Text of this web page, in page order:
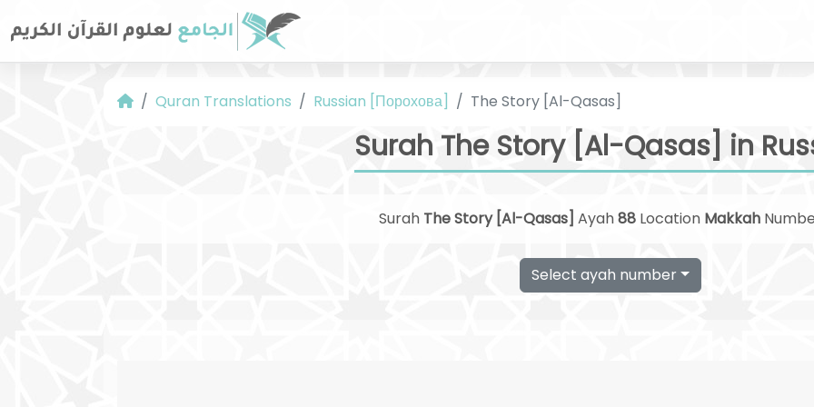
Quran Translations Russian [Порохова] The Story [Al-Qasas]
Surah The Story [Al-Qasas] in
Surah The Story [Al-Qasas] Ayah88Location Makkah
Select ayah number